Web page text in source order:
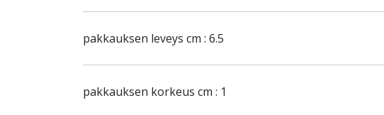
pakkauksen leveys cm : 6.5
pakkauksen korkeus cm : 1